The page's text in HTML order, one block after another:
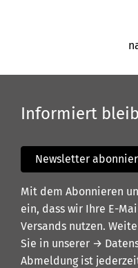
Informiert
Newsletter
Mit dem Abonnieren
ein, dass wir Ihre E-
Versands nutzen.
Sie in unserer →
Abmeldung ist